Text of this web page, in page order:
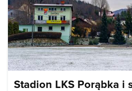
Stadion LKS Porąbka i